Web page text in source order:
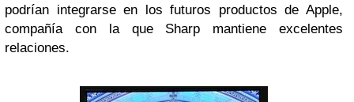
podrían integrarse en los futuros productos de Apple,
compañía con la que Sharp mantiene excelentes
relaciones.